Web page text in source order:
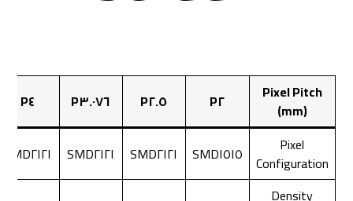
Pixel Pitch
(mm)
P٢ P٢.٥ P٣.٠٧٦
P٤
Pixel
Configuration SMD١٥١٥ SMD٢١٢١ SMD٢١٢١
SMD٢١٢١
Density